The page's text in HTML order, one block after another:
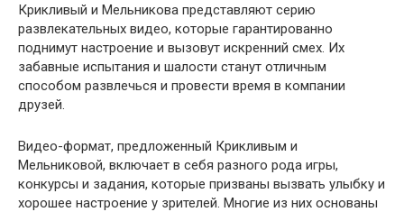
Крикливый и Мельникова представляют серию
развлекательных видео, которые гарантированно
поднимут настроение и вызовут искренний смех. Их
забавные испытания и шалости станут отличным
способом развлечься и провести время в компании
друзей.
Видео-формат, предложенный Крикливым и
Мельниковой, включает в себя разного рода игры,
конкурсы и задания, которые призваны вызвать улыбку и
хорошее настроение у зрителей. Многие из них основаны